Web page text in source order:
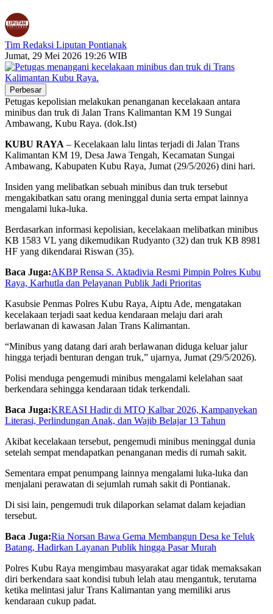
Tim Redaksi Liputan Pontianak
Jumat, 29 Mei 2026 19:26 WIB
Perbesar
Petugas kepolisian melakukan penanganan kecelakaan antara
minibus dan truk di Jalan Trans Kalimantan KM 19 Sungai
Ambawang, Kubu Raya. (dok.Ist)
KUBU RAYA – Kecelakaan lalu lintas terjadi di Jalan Trans
Kalimantan KM 19, Desa Jawa Tengah, Kecamatan Sungai
Ambawang, Kabupaten Kubu Raya, Jumat (29/5/2026) dini hari.
Insiden yang melibatkan sebuah minibus dan truk tersebut
mengakibatkan satu orang meninggal dunia serta empat lainnya
mengalami luka-luka.
Berdasarkan informasi kepolisian, kecelakaan melibatkan minibus
KB 1583 VL yang dikemudikan Rudyanto (32) dan truk KB 8981
HF yang dikendarai Riswan (35).
Baca Juga:AKBP Rensa S. Aktadivia Resmi Pimpin Polres Kubu
Raya, Karhutla dan Pelayanan Publik Jadi Prioritas
Kasubsie Penmas Polres Kubu Raya, Aiptu Ade, mengatakan
kecelakaan terjadi saat kedua kendaraan melaju dari arah
berlawanan di kawasan Jalan Trans Kalimantan.
“Minibus yang datang dari arah berlawanan diduga keluar jalur
hingga terjadi benturan dengan truk,” ujarnya, Jumat (29/5/2026).
Polisi menduga pengemudi minibus mengalami kelelahan saat
berkendara sehingga kendaraan tidak terkendali.
Baca Juga:KREASI Hadir di MTQ Kalbar 2026, Kampanyekan
Literasi, Perlindungan Anak, dan Wajib Belajar 13 Tahun
Akibat kecelakaan tersebut, pengemudi minibus meninggal dunia
setelah sempat mendapatkan penanganan medis di rumah sakit.
Sementara empat penumpang lainnya mengalami luka-luka dan
menjalani perawatan di sejumlah rumah sakit di Pontianak.
Di sisi lain, pengemudi truk dilaporkan selamat dalam kejadian
tersebut.
Baca Juga:Ria Norsan Bawa Gema Membangun Desa ke Teluk
Batang, Hadirkan Layanan Publik hingga Pasar Murah
Polres Kubu Raya mengimbau masyarakat agar tidak memaksakan
diri berkendara saat kondisi tubuh lelah atau mengantuk, terutama
ketika melintasi jalur Trans Kalimantan yang memiliki arus
kendaraan cukup padat.